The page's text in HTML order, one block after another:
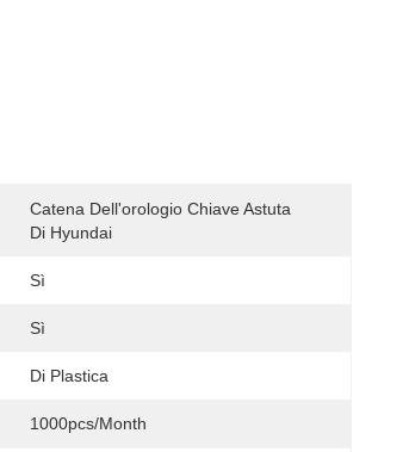
Catena Dell'orologio Chiave Astuta
Di Hyundai
Sì
Sì
Di Plastica
1000pcs/month